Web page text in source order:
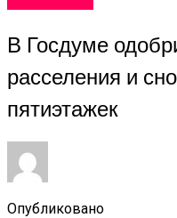
В Госдуме
расселения и
пятиэтажек
Опубликовано